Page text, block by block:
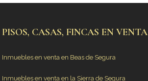
PISOS, CASAS, FINCAS EN VENTA
Inmuebles en venta en Beas de Segura
Inmuebles en venta en la Sierra de Segura